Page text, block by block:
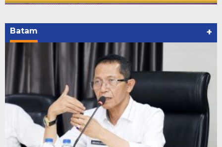
Batam +